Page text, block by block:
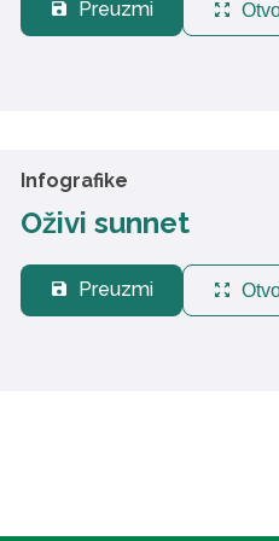
save Preuzmi zoom_out_map
Infografike
Oživi sunnet
save Preuzmi zoom_out_map